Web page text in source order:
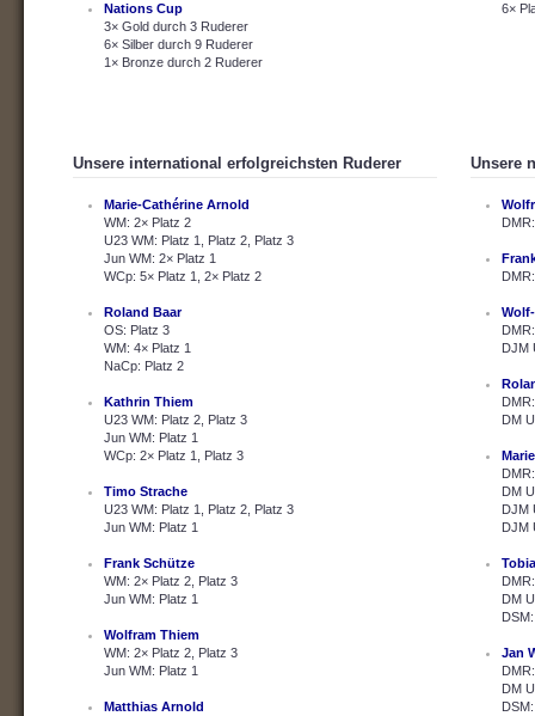
Nations Cup
3× Gold durch 3 Ruderer
6× Silber durch 9 Ruderer
1× Bronze durch 2 Ruderer
6×
Unsere international erfolgreichsten Ruderer
Marie-Cathérine Arnold
WM: 2× Platz 2
U23 WM: Platz 1, Platz 2, Platz 3
Jun WM: 2× Platz 1
WCp: 5× Platz 1, 2× Platz 2
Roland Baar
OS: Platz 3
WM: 4× Platz 1
NaCp: Platz 2
Kathrin Thiem
U23 WM: Platz 2, Platz 3
Jun WM: Platz 1
WCp: 2× Platz 1, Platz 3
Timo Strache
U23 WM: Platz 1, Platz 2, Platz 3
Jun WM: Platz 1
Frank Schütze
WM: 2× Platz 2, Platz 3
Jun WM: Platz 1
Wolfram Thiem
WM: 2× Platz 2, Platz 3
Jun WM: Platz 1
Matthias Arnold
Unsere
DJM
DM
DM
DJM
DJM
DM
Jan
DM